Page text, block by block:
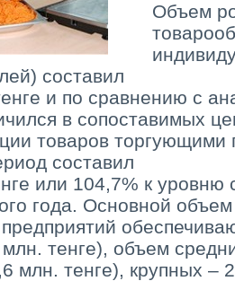
Объем
составил
и по сравнению с
в сопоставимых
товаров торгующими
составил
или 104,7% к уровню
года. Основной объем
тенге), объем
млн. тенге), крупных –